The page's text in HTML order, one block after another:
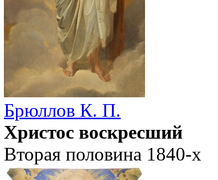
Брюллов К. П.
Христос воскресший
Вторая половина 1840-х